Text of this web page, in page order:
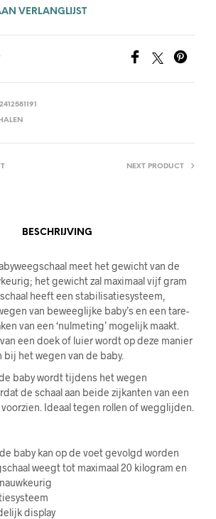
VERLANGLIJST
NEXT PRODUCT
BESCHRIJVING
meet het gewicht van de
het gewicht zal maximaal vijf gram
heeft een stabilisatiesysteem,
van beweeglijke baby’s en een tare-
van een ‘nulmeting’ mogelijk maakt.
een doek of luier wordt op deze manier
het wegen van de baby.
baby wordt tijdens het wegen
de schaal aan beide zijkanten van een
Ideaal tegen rollen of wegglijden.
baby kan op de voet gevolgd worden
weegt tot maximaal 20 kilogram en
display